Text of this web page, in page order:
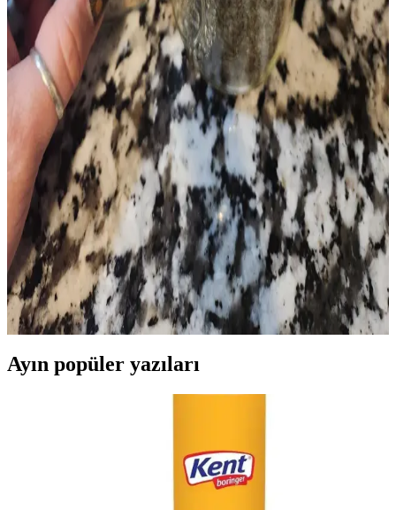
Fransa'nın bölgesel mutfak malzemeleri ve gereçleri, ABD'de
bulunması zor ürünlerle zenginleşiyor. Gümrük kurallarına dikkat
ederek özgün peynirler, baharatlar ve profesyonel ekipmanlar
taşınabilir.
Yemek Pişirme Tükenmişliği ve Basit, Dengeli
Akşam Yemekleri İçin Pratik Öneriler
Yemek pişirme tükenmişliği, tekrar eden menüler ve yorgunlukla
ortaya çıkar. Dengeli beslenme, pratik tarifler ve iyi planlama ile
yemek hazırlama süreci kolaylaşır ve çeşitlenir.
Evde Baharat Yetiştirme ve Kurutma Teknikleri:
Adım Adım Pratik Rehber
Baharat yetiştirmenin temel adımları, kurutma yöntemleri ve saklama
teknikleriyle evde taze ve aromatik baharatlar elde etmek
mümkündür. Doğru bakım ve yöntemlerle baharatlar uzun süre taze
kalır.
Ayın popüler yazıları